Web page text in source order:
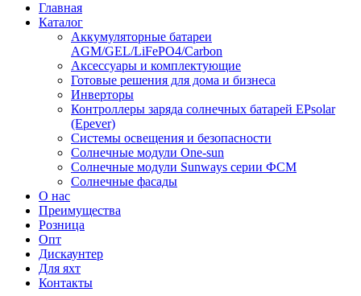
Главная
Каталог
Аккумуляторные батареи
AGM/GEL/LiFePO4/Carbon
Аксессуары и комплектующие
Готовые решения для дома и бизнеса
Инверторы
Контроллеры заряда солнечных батарей EPsolar
(Epever)
Системы освещения и безопасности
Солнечные модули One-sun
Солнечные модули Sunways серии ФСМ
Солнечные фасады
О нас
Преимущества
Розница
Опт
Дискаунтер
Для яхт
Контакты